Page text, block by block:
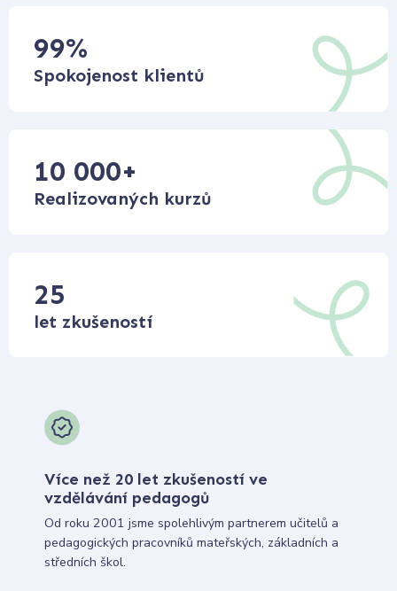
99%
Spokojenost klientů
10 000+
Realizovaných kurzů
25
let zkušeností
Více než 20 let zkušeností ve
vzdělávání pedagogů
Od roku 2001 jsme spolehlivým partnerem učitelů a
pedagogických pracovníků mateřských, základních a
středních škol.